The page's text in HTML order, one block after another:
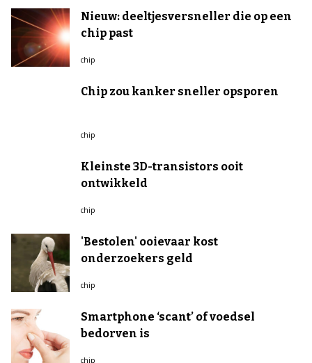
Nieuw: deeltjesversneller die op een
chip past
chip
Chip zou kanker sneller opsporen
chip
Kleinste 3D-transistors ooit
ontwikkeld
chip
'Bestolen' ooievaar kost
onderzoekers geld
chip
Smartphone ‘scant’ of voedsel
bedorven is
chip